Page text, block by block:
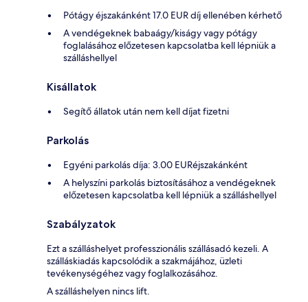
Pótágy éjszakánként 17.0 EUR díj ellenében kérhető
A vendégeknek babaágy/kiságy vagy pótágy
foglalásához előzetesen kapcsolatba kell lépniük a
szálláshellyel
Kisállatok
Segítő állatok után nem kell díjat fizetni
Parkolás
Egyéni parkolás díja: 3.00 EURéjszakánként
A helyszíni parkolás biztosításához a vendégeknek
előzetesen kapcsolatba kell lépniük a szálláshellyel
Szabályzatok
Ezt a szálláshelyet professzionális szállásadó kezeli. A
szálláskiadás kapcsolódik a szakmájához, üzleti
tevékenységéhez vagy foglalkozásához.
A szálláshelyen nincs lift.